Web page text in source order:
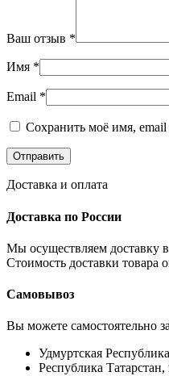
Ваш отзыв *
Имя *
Email *
Сохранить моё имя,
Доставка и оплата
Доставка по России
Мы осуществляем доставку
Стоимость доставки товара
Самовывоз
Вы можете самостоятельно
Удмуртская
Республика Татарстан,